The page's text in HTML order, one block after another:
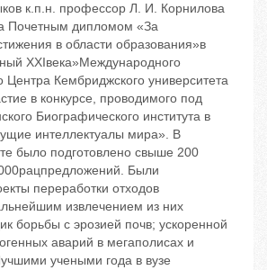
к.п.н. профессор Л. И. Корнилова
Почетным дипломом «За
в области образования»в
ХХIвека»Международного
Центра Кембриджского университета
в конкурсе, проводимого под
Биографического института в
интеллектуалы мира». В
было подготовлено свыше 200
Были
переработки отходов
извлечением из них
борьбы с эрозией почв; ускоренной
аварий в мегаполисах и
учеными года в вузе